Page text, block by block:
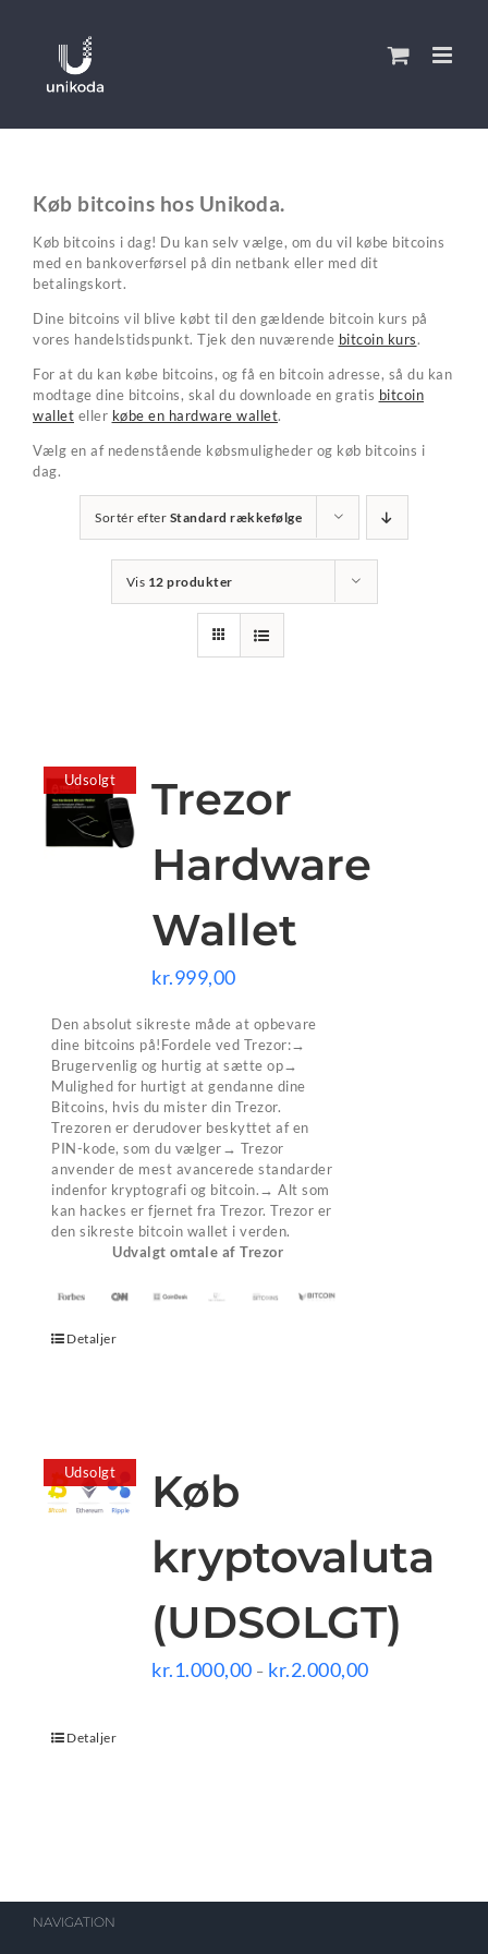
Køb bitcoins hos Unikoda.
Køb bitcoins i dag! Du kan selv vælge, om du vil købe bitcoins
med en bankoverførsel på din netbank eller med dit
betalingskort.
Dine bitcoins vil blive købt til den gældende bitcoin kurs på
vores handelstidspunkt. Tjek den nuværende bitcoin kurs.
For at du kan købe bitcoins, og få en bitcoin adresse, så du kan
modtage dine bitcoins, skal du downloade en gratis bitcoin
wallet eller købe en hardware wallet.
Vælg en af nedenstående købsmuligheder og køb bitcoins i
dag.
Sortér efter Standard rækkefølge
Vis 12 produkter
Udsolgt
Trezor
Hardware
Wallet
kr.999,00
Den absolut sikreste måde at opbevare
dine bitcoins på!Fordele ved Trezor:→
Brugervenlig og hurtig at sætte op→
Mulighed for hurtigt at gendanne dine
Bitcoins, hvis du mister din Trezor.
Trezoren er derudover beskyttet af en
PIN-kode, som du vælger→ Trezor
anvender de mest avancerede standarder
indenfor kryptografi og bitcoin.→ Alt som
kan hackes er fjernet fra Trezor. Trezor er
den sikreste bitcoin wallet i verden.
Udvalgt omtale af Trezor
Detaljer
Udsolgt
Køb
kryptovaluta
(UDSOLGT)
kr.1.000,00 – kr.2.000,00Prisinterval:
Detaljer
NAVIGATION